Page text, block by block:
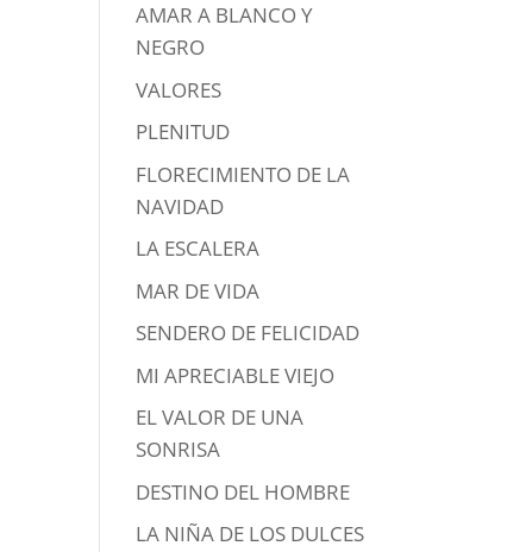
AMAR A BLANCO Y
NEGRO
VALORES
PLENITUD
FLORECIMIENTO DE LA
NAVIDAD
LA ESCALERA
MAR DE VIDA
SENDERO DE FELICIDAD
MI APRECIABLE VIEJO
EL VALOR DE UNA
SONRISA
DESTINO DEL HOMBRE
LA NIÑA DE LOS DULCES